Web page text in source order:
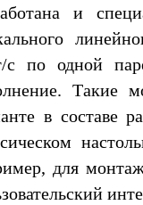
и
c по одной
Такие
в составе
для